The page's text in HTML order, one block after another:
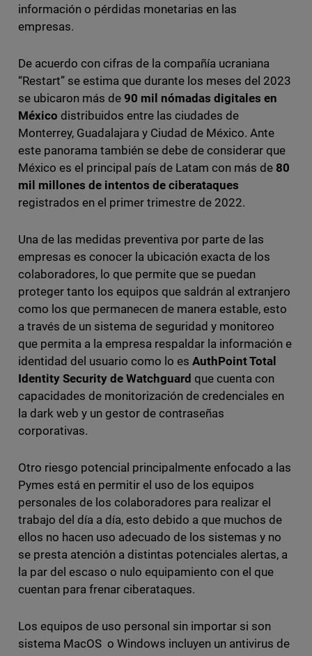
información o pérdidas monetarias en las
empresas.
De acuerdo con cifras de la compañía ucraniana
“Restart” se estima que durante los meses del 2023
se ubicaron más de 90 mil nómadas digitales en
México distribuidos entre las ciudades de
Monterrey, Guadalajara y Ciudad de México. Ante
este panorama también se debe de considerar que
México es el principal país de Latam con más de 80
mil millones de intentos de ciberataques
registrados en el primer trimestre de 2022.
Una de las medidas preventiva por parte de las
empresas es conocer la ubicación exacta de los
colaboradores, lo que permite que se puedan
proteger tanto los equipos que saldrán al extranjero
como los que permanecen de manera estable, esto
a través de un sistema de seguridad y monitoreo
que permita a la empresa respaldar la información e
identidad del usuario como lo esAuthPoint Total
Identity Security de Watchguard que cuenta con
capacidades de monitorización de credenciales en
la dark web y un gestor de contraseñas
corporativas.
Otro riesgo potencial principalmente enfocado a las
Pymes está en permitir el uso de los equipos
personales de los colaboradores para realizar el
trabajo del día a día, esto debido a que muchos de
ellos no hacen uso adecuado de los sistemas y no
se presta atención a distintas potenciales alertas, a
la par del escaso o nulo equipamiento con el que
cuentan para frenar ciberataques.
Los equipos de uso personal sin importar si son
sistema MacOS o Windows incluyen un antivirus de